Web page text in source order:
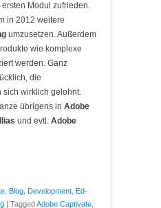
Modul zufrieden.
in 2012 weitere
umzusetzen. Außerdem
wie komplexe
werden. Ganz
die
sich wirklich gelohnt.
übrigens in Adobe
Ilias und evtl. Adobe
Blog Development Ed-
| TaggedAdobe Captivate